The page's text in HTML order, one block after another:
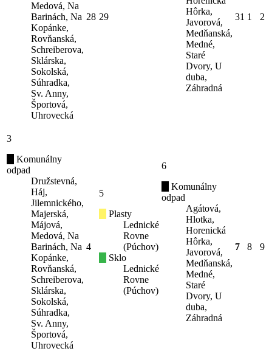
Medová, Na
Barinách, Na
Kopánke,
Rovňanská,
Schreiberova,
Sklárska,
Sokolská,
Súhradka,
Sv. Anny,
Športová,
Uhrovecká
28 29
Hôrka,
Javorová,
Medňanská,
Medné,
Staré
Dvory, U
duba,
Záhradná
31 1 2
3
Komunálny
odpad
Družstevná,
Háj,
Jilemnického,
Majerská,
Májová,
Medová, Na
Barinách, Na
Kopánke,
Rovňanská,
Schreiberova,
Sklárska,
Sokolská,
Súhradka,
Sv. Anny,
Športová,
Uhrovecká
4
5
Plasty
Lednické
Rovne
(Púchov)
Sklo
Lednické
Rovne
(Púchov)
6
Komunálny
odpad
Agátová,
Hlotka,
Horenická
Hôrka,
Javorová,
Medňanská,
Medné,
Staré
Dvory, U
duba,
Záhradná
7 8 9